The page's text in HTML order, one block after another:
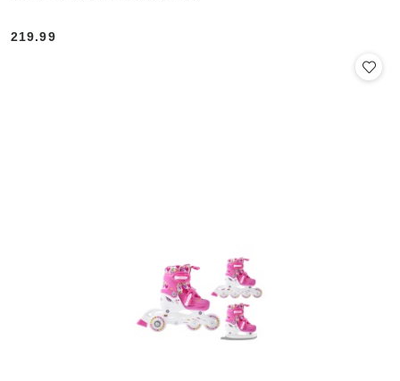
Cena:
219.99